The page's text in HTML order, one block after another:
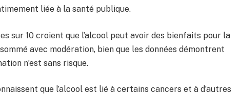
liée à la santé publique.
sur 10 croient que l’alcool peut avoir des bienfaits pour la
avec modération, bien que les données démontrent
n’est sans risque.
que l’alcool est lié à certains cancers et à d’autres